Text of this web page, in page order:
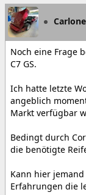
Carlone
Noch eine Frage
C7 GS.
Ich hatte letzte
angeblich
Markt verfügbar
Bedingt durch
die benötigte
Kann hier
Erfahrungen die